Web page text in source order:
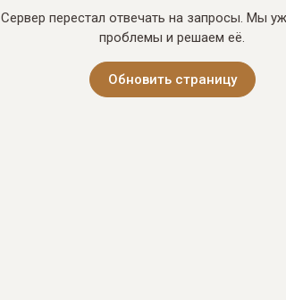
Сервер перестал отвечать на запросы. Мы
проблемы и решаем её.
Обновить страницу